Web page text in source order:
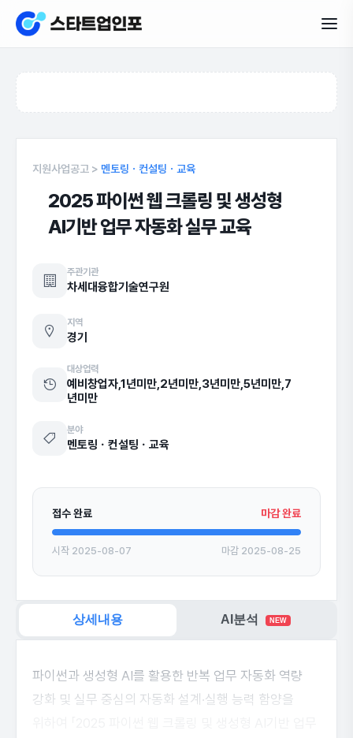
지원사업공고 > 멘토링ㆍ컨설팅ㆍ교육
2025 파이썬 웹 크롤링 및 생성형
AI기반 업무 자동화 실무 교육
주관기관
차세대융합기술연구원
지역
경기
대상업력
예비창업자,1년미만,2년미만,3년미만,5년미만,7
년미만
분야
멘토링ㆍ컨설팅ㆍ교육
접수 완료 마감 완료
시작 2025-08-07 마감 2025-08-25
상세내용 AI분석 NEW
파이썬과 생성형 AI를 활용한 반복 업무 자동화 역량
강화 및 실무 중심의 자동화 설계·실행 능력 함양을